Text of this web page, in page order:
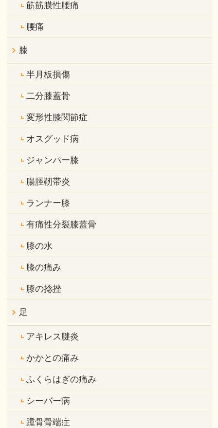
筋筋膜性腰痛
腰痛
膝
半月板損傷
二分膝蓋骨
変形性膝関節症
オスグッド病
ジャンパー膝
腸脛靭帯炎
ランナー膝
有痛性分裂膝蓋骨
膝の水
膝の痛み
膝の捻挫
足
アキレス腱炎
かかとの痛み
ふくらはぎの痛み
シーバー病
踵骨骨端症